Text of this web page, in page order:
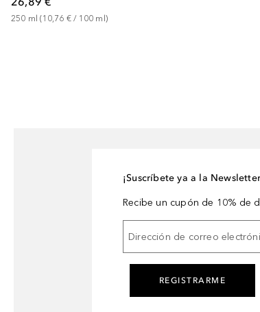
250 ml (10,76 € / 100 ml)
¡Suscríbete ya a la
Recibe un cupón de 10% de
Dirección de correo
REGISTRARME